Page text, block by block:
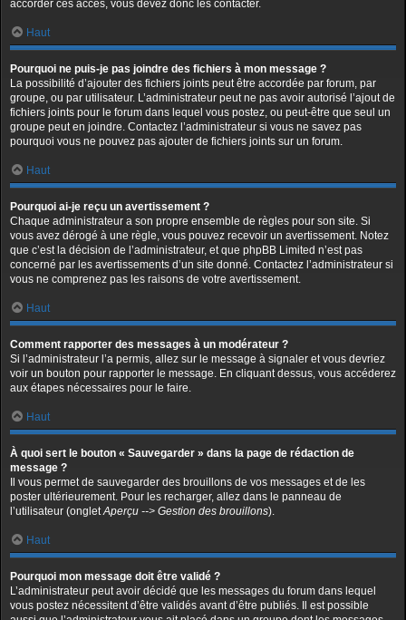
accorder ces accès, vous devez donc les contacter.
Haut
Pourquoi ne puis-je pas joindre des fichiers à mon message ?
La possibilité d’ajouter des fichiers joints peut être accordée par forum, par
groupe, ou par utilisateur. L’administrateur peut ne pas avoir autorisé l’ajout de
fichiers joints pour le forum dans lequel vous postez, ou peut-être que seul un
groupe peut en joindre. Contactez l’administrateur si vous ne savez pas
pourquoi vous ne pouvez pas ajouter de fichiers joints sur un forum.
Haut
Pourquoi ai-je reçu un avertissement ?
Chaque administrateur a son propre ensemble de règles pour son site. Si
vous avez dérogé à une règle, vous pouvez recevoir un avertissement. Notez
que c’est la décision de l’administrateur, et que phpBB Limited n’est pas
concerné par les avertissements d’un site donné. Contactez l’administrateur si
vous ne comprenez pas les raisons de votre avertissement.
Haut
Comment rapporter des messages à un modérateur ?
Si l’administrateur l’a permis, allez sur le message à signaler et vous devriez
voir un bouton pour rapporter le message. En cliquant dessus, vous accéderez
aux étapes nécessaires pour le faire.
Haut
À quoi sert le bouton « Sauvegarder » dans la page de rédaction de
message ?
Il vous permet de sauvegarder des brouillons de vos messages et de les
poster ultérieurement. Pour les recharger, allez dans le panneau de
l’utilisateur (ongletAperçu --> Gestion des brouillons).
Haut
Pourquoi mon message doit être validé ?
L’administrateur peut avoir décidé que les messages du forum dans lequel
vous postez nécessitent d’être validés avant d’être publiés. Il est possible